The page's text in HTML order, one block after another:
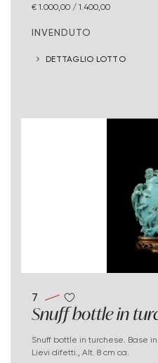
€ 1.000,00 / 1.400,00
INVENDUTO
DETTAGLIO LOTTO
7
Snuff bottle in
Snuff bottle in turchese. Base in legno traforato. XIX secolo.
Lievi difetti., Alt. 8 cm ca.